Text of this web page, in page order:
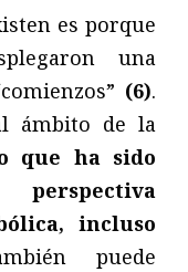
es porque
una
(6).
ámbito de la
que ha sido
incluso
puede